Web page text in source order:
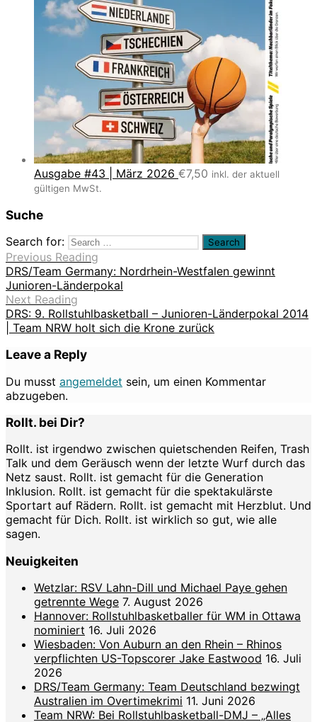
Ausgabe #43 | März 2026 €7,50 inkl. der aktuell
gültigen MwSt.
Suche
Search for:
Previous Reading
DRS/Team Germany: Nordrhein-Westfalen gewinnt
Junioren-Länderpokal
Next Reading
DRS: 9. Rollstuhlbasketball – Junioren-Länderpokal 2014
| Team NRW holt sich die Krone zurück
Leave a Reply
Du musst angemeldet sein, um einen Kommentar
abzugeben.
Rollt. bei Dir?
Rollt. ist irgendwo zwischen quietschenden Reifen, Trash
Talk und dem Geräusch wenn der letzte Wurf durch das
Netz saust. Rollt. ist gemacht für die Generation
Inklusion. Rollt. ist gemacht für die spektakulärste
Sportart auf Rädern. Rollt. ist gemacht mit Herzblut. Und
gemacht für Dich. Rollt. ist wirklich so gut, wie alle
sagen.
Neuigkeiten
Wetzlar: RSV Lahn-Dill und Michael Paye gehen
getrennte Wege 7. August 2026
Hannover: Rollstuhlbasketballer für WM in Ottawa
nominiert 16. Juli 2026
Wiesbaden: Von Auburn an den Rhein – Rhinos
verpflichten US-Topscorer Jake Eastwood 16. Juli
2026
DRS/Team Germany: Team Deutschland bezwingt
Australien im Overtimekrimi 11. Juni 2026
Team NRW: Bei Rollstuhlbasketball-DMJ – „Alles